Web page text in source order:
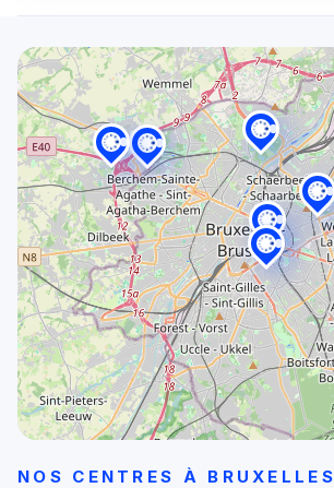
NOS CENTRES À BRUXELLES